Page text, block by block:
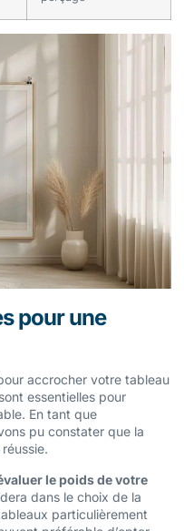
pour une
accrocher votre tableau
essentielles pour
En tant que
pu constater que la
le poids de votre
dans le choix de la
particulièrement